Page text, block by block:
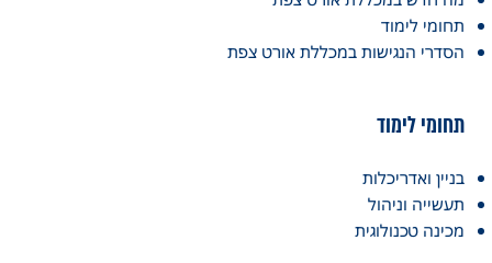
תחומי לימוד
הסדרי הנגישות במכללת אורט צפת
תחומי לימוד
בניין ואדריכלות
תעשייה וניהול
מכינה טכנולוגית